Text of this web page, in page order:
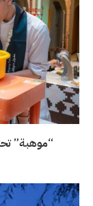
“موهبة” تحتفي